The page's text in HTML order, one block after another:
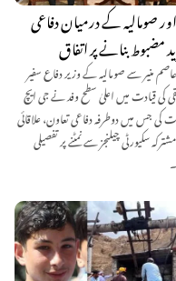
صومالیہ کے درمیان دفاعی
مضبوط بنانے پر اتفاق
منیر سے صومالیہ کے وزیر دفاع سفیر
کی قیادت میں اعلیٰ سطح وفد نے جی ایچ
کی جس میں دوطرفہ دفاعی تعاون، علاقائی
سکیورٹی چیلنجز سے نمٹنے پر تفصیلی